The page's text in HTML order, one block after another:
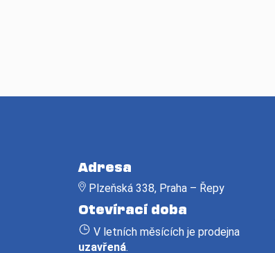
Adresa
Plzeňská 338, Praha – Řepy
Otevírací doba
V letních měsících je prodejna
uzavřená.